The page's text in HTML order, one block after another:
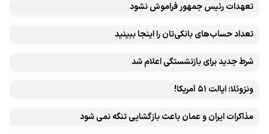
تعهدات رئیس جمهور فراموش نشود
تعداد حساب‌های بانکی‌تان را اینجا ببینید
شرط جدید برای بازنشستگی اعلام شد
ونزوئلا: ایالت ۵۱ آمریکا!
مذاکرات ایران و عمان باعث بازگشایی تنگه نمی شود